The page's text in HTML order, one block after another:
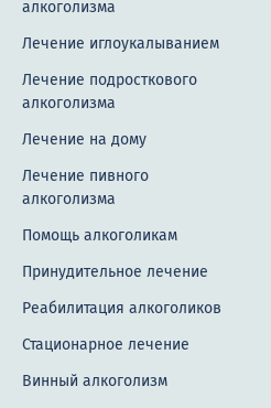
алкоголизма
Лечение иглоукалыванием
Лечение подросткового
алкоголизма
Лечение на дому
Лечение пивного
алкоголизма
Помощь алкоголикам
Принудительное лечение
Реабилитация алкоголиков
Стационарное лечение
Винный алкоголизм